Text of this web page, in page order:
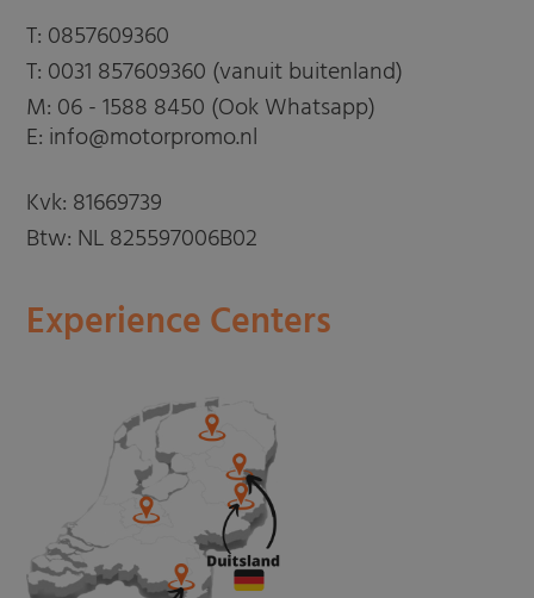
T: 0857609360
T: 0031 857609360 (vanuit buitenland)
M: 06 - 1588 8450 (Ook Whatsapp)
E: info@motorpromo.nl
Kvk: 81669739
Btw: NL 825597006B02
Experience Centers